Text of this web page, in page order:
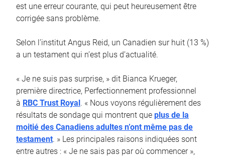
est une erreur courante, qui peut heureusement être
corrigée sans problème.
Selon l’institut Angus Reid, un Canadien sur huit (13 %)
a un testament qui n’est plus d’actualité.
« Je ne suis pas surprise, » dit Bianca Krueger,
première directrice, Perfectionnement professionnel
à RBC Trust Royal . « Nous voyons régulièrement des
résultats de sondage qui montrent que plus de la
moitié des Canadiens adultes n’ont même pas de
testament. » Les principales raisons indiquées sont
entre autres : « Je ne sais pas par où commencer »,